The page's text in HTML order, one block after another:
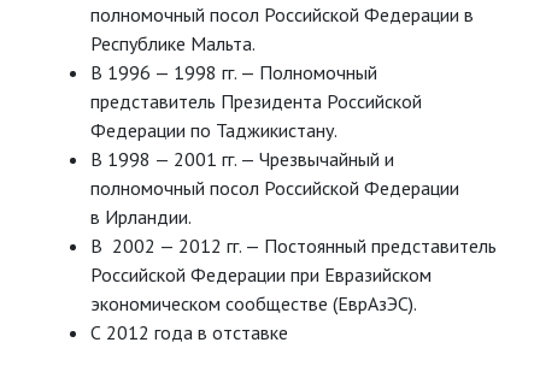
полномочный посол Российской Федерации в
Республике Мальта.
В 1996 — 1998 гг. — Полномочный
представитель Президента Российской
Федерации по Таджикистану.
В 1998 — 2001 гг. — Чрезвычайный и
полномочный посол Российской Федерации
в Ирландии.
В 2002 — 2012 гг. — Постоянный представитель
Российской Федерации при Евразийском
экономическом сообществе (ЕврАзЭС).
С 2012 года в отставке